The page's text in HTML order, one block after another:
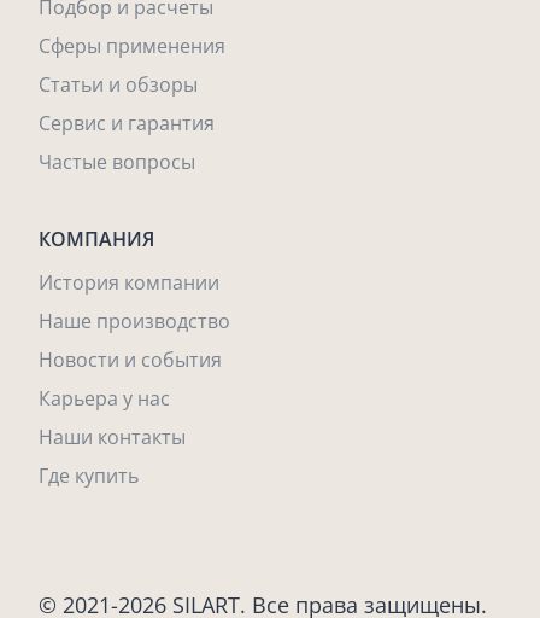
Подбор и расчеты
Сферы применения
Статьи и обзоры
Сервис и гарантия
Частые вопросы
КОМПАНИЯ
История компании
Наше производство
Новости и события
Карьера у нас
Наши контакты
Где купить
© 2021-2026 SILART. Все права защищены.